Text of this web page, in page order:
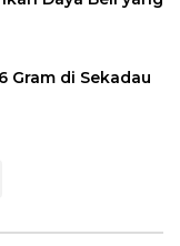
Gram di Sekadau